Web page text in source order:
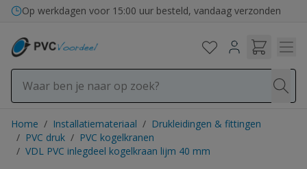
Ga naar de inhoud
Op werkdagen voor 15:00 uur besteld, vandaag verzonden
Home / Installatiemateriaal / Drukleidingen & fittingen
/ PVC druk / PVC kogelkranen
/ VDL PVC inlegdeel kogelkraan lijm 40 mm